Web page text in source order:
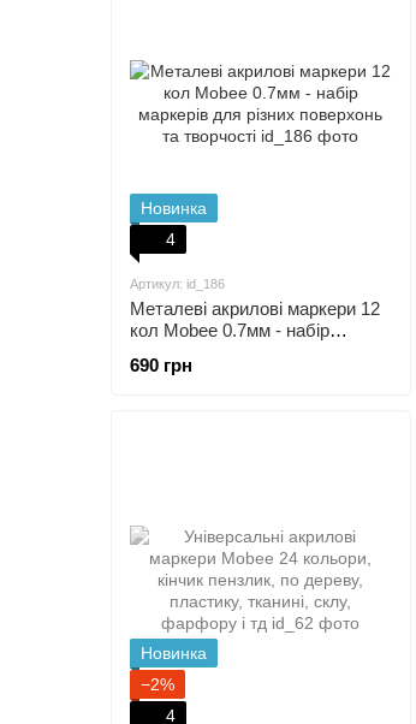
Новинка
4
Артикул: id_186
Металеві акрилові маркери 12
кол Mobee 0.7мм - набір
та творчості
690 грн
Новинка
−2%
4